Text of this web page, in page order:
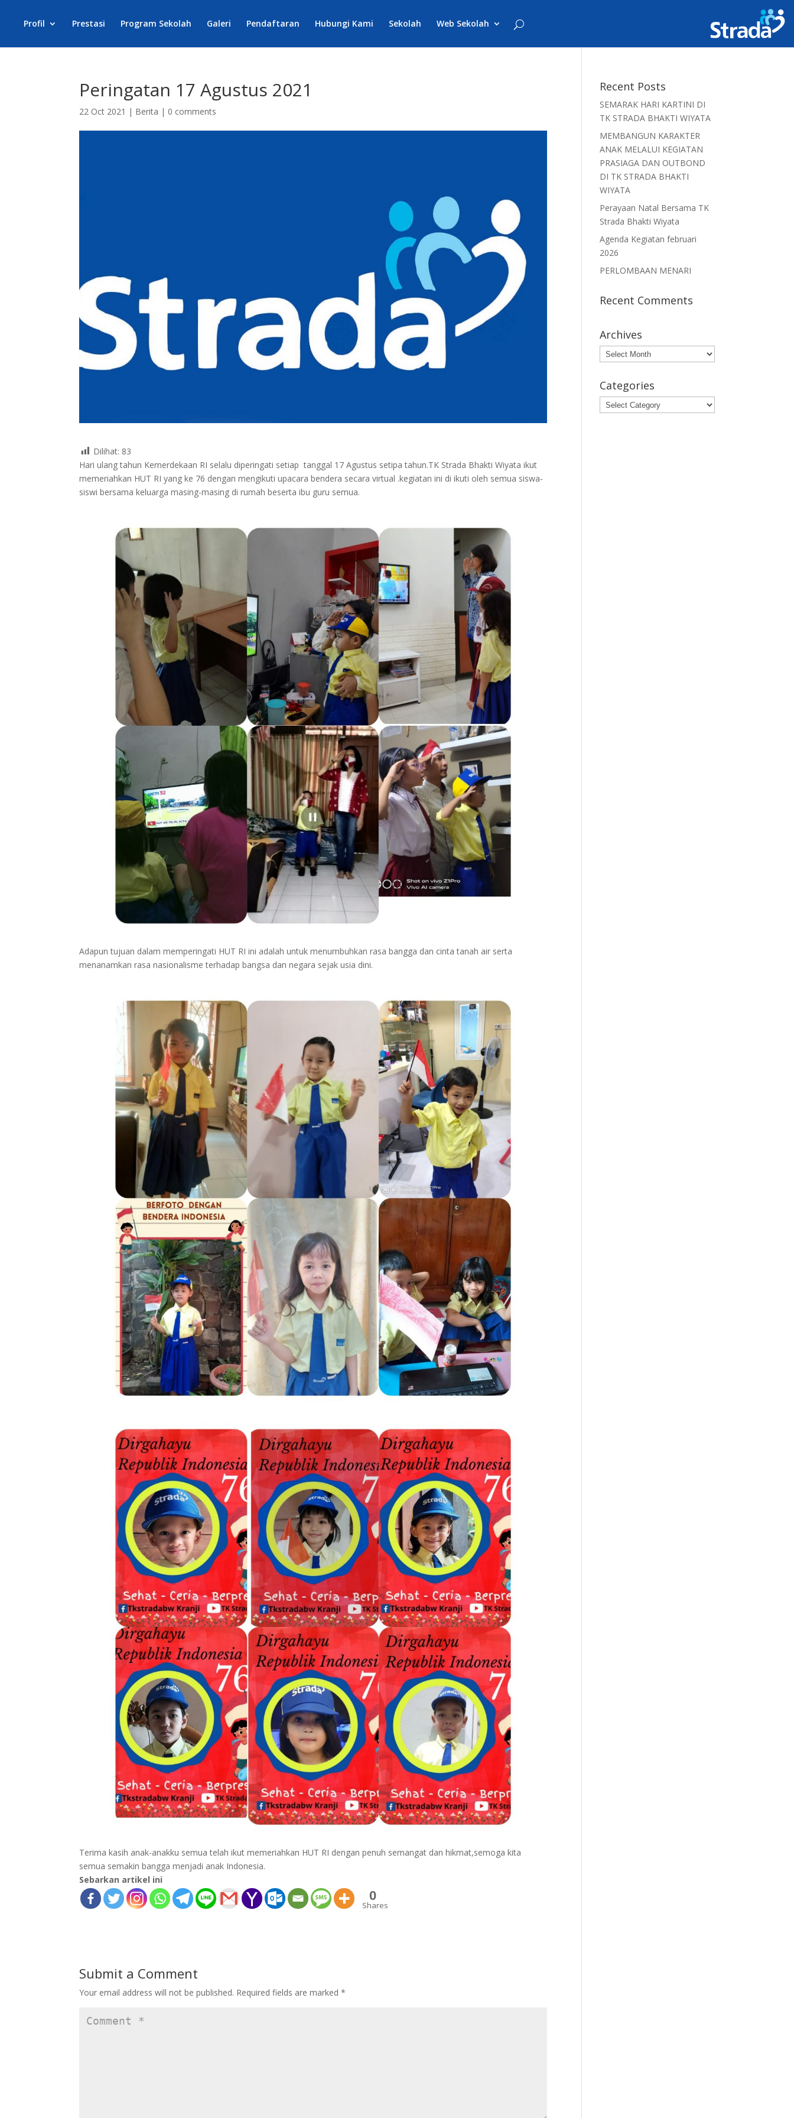
Profil Prestasi Program Sekolah Galeri Pendaftaran Hubungi Kami Sekolah Web Sekolah
Peringatan 17 Agustus 2021
22 Oct 2021 | Berita | 0 comments
Dilihat: 83
Hari ulang tahun Kemerdekaan RI selalu diperingati setiap tanggal 17 Agustus setipa tahun.TK Strada Bhakti Wiyata ikut
memeriahkan HUT RI yang ke 76 dengan mengikuti upacara bendera secara virtual .kegiatan ini di ikuti oleh semua siswa-
siswi bersama keluarga masing-masing di rumah beserta ibu guru semua.
Adapun tujuan dalam memperingati HUT RI ini adalah untuk menumbuhkan rasa bangga dan cinta tanah air serta
menanamkan rasa nasionalisme terhadap bangsa dan negara sejak usia dini.
Terima kasih anak-anakku semua telah ikut memeriahkan HUT RI dengan penuh semangat dan hikmat,semoga kita
semua semakin bangga menjadi anak Indonesia.
Sebarkan artikel ini
0
Shares
Submit a Comment
Your email address will not be published. Required fields are marked*
Recent Posts
SEMARAK HARI KARTINI DI
TK STRADA BHAKTI WIYATA
MEMBANGUN KARAKTER
ANAK MELALUI KEGIATAN
PRASIAGA DAN OUTBOND
DI TK STRADA BHAKTI
WIYATA
Perayaan Natal Bersama TK
Strada Bhakti Wiyata
Agenda Kegiatan februari
2026
PERLOMBAAN MENARI
Recent Comments
Archives
Archives
Categories
Categories